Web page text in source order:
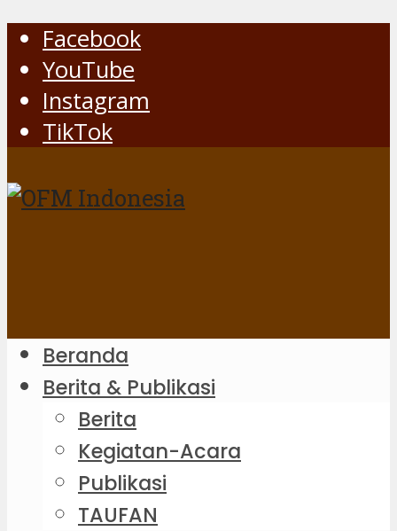
Facebook
YouTube
Instagram
TikTok
Beranda
Berita & Publikasi
Berita
Kegiatan-Acara
Publikasi
TAUFAN